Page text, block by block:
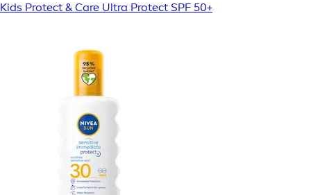
Kids Protect & Care Ultra Protect SPF 50+